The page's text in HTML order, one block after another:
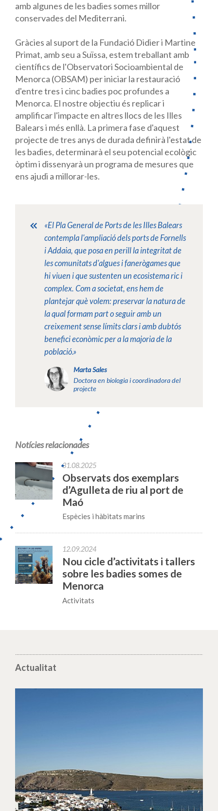
amb algunes de les badies somes millor
conservades del Mediterrani.
Gràcies al suport de la Fundació Didieri Martine
Primat, amb seu a Suïssa, estem treballant amb
científics de l'ObservatoriSocioambiental de
Menorca (OBSAM) per iniciar la restauració
d'entre tres i cinc badies poc profundes a
Menorca. El nostre objectiu és replicar i
amplificar l'impacte en altres llocs de les Illes
Balears i més enllà. La primera fase d'aquest
projecte de tres anys de durada definirà l'estat de
les badies, determinarà el seu potencial ecològic
òptim i dissenyarà un programa de mesures que
ens ajudi a millorar-les.
«El Pla General de Ports de les Illes Balears
contempla l'ampliació dels ports de Fornells
i Addaia, que posa en perill la integritat de
les comunitats d'algues i fanerògames que
hi viuen i que sustenten un ecosistema ric i
complex. Com a societat, ens hem de
plantejar què volem: preservar la natura de
la qual formam part o seguir amb un
creixement sense límits clars i amb dubtós
benefici econòmic per a la majoria de la
població.»
Marta Sales
Doctora en biologia i coordinadora del
projecte
Notícies relacionades
31.08.2025
Observats dos exemplars
d’Agulleta de riu al port de
Maó
Espècies i hàbitats marins
12.09.2024
Nou cicle d’activitats i tallers
sobre les badies somes de
Menorca
Activitats
Actualitat